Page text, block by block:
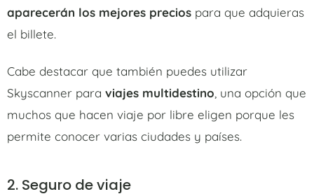
aparecerán los mejores precios para que adquieras
el billete.
Cabe destacar que también puedes utilizar
Skyscanner para viajes multidestino , una opción que
muchos que hacen viaje por libre eligen porque les
permite conocer varias ciudades y países.
2. Seguro de viaje